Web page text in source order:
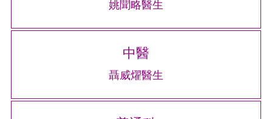
姚聞略醫生
中醫
聶威燿醫生